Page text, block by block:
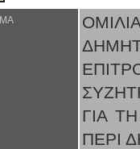
ΓΙΑ
ΠΕΡΙ